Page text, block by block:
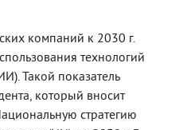
компаний к 2030 г.
технологий
Такой показатель
который вносит
стратегию